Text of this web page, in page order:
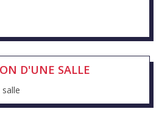
D'UNE SALLE